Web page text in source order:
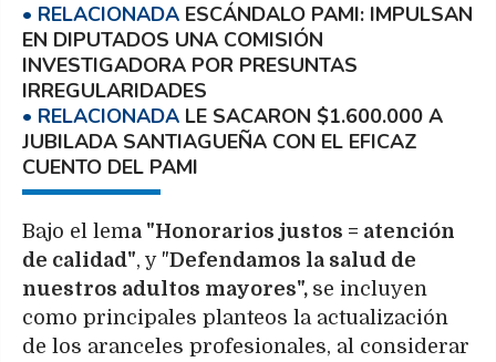
ESCÁNDALO PAMI: IMPULSAN
EN DIPUTADOS UNA COMISIÓN
INVESTIGADORA POR PRESUNTAS
IRREGULARIDADES
LE SACARON $1.600.000 A
JUBILADA SANTIAGUEÑA CON EL EFICAZ
CUENTO DEL PAMI
Bajo el lema "Honorarios justos = atención
de calidad", y "Defendamos la salud de
nuestros adultos mayores", se incluyen
como principales planteos la actualización
de los aranceles profesionales, al considerar